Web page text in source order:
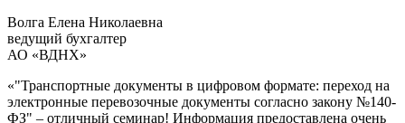
Волга Елена Николаевна
ведущий бухгалтер
АО «ВДНХ»
«"Транспортные документы в цифровом формате: переход на
электронные перевозочные документы согласно закону №140-
ФЗ" ‒ отличный семинар! Информация предоставлена очень